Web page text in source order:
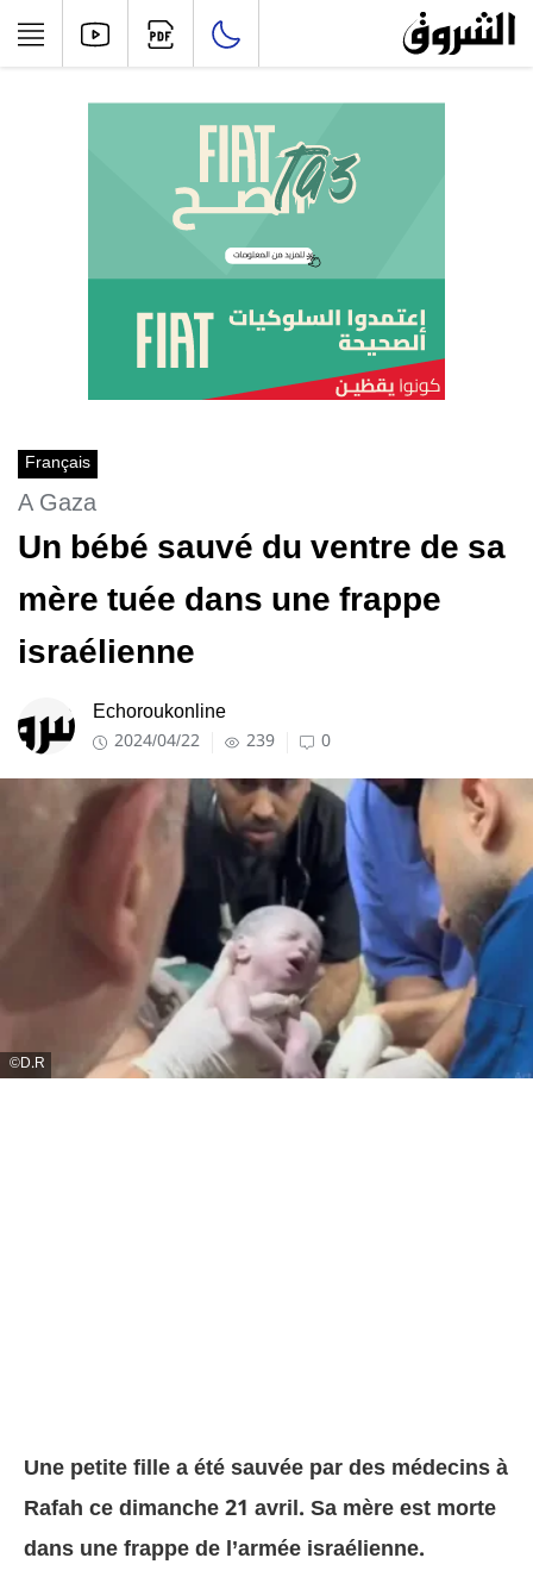
Français
A Gaza
Un bébé sauvé du ventre de sa
mère tuée dans une frappe
israélienne
Echoroukonline
2024/04/22 239 0
D.R
Une petite fille a été sauvée par des médecins à
Rafah ce dimanche 21 avril. Sa mère est morte
dans une frappe de l’armée israélienne.